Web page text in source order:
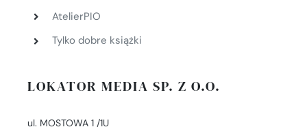
AtelierPIO
Tylko dobre książki
LOKATOR MEDIA SP. Z O.O.
ul. MOSTOWA 1 /1U